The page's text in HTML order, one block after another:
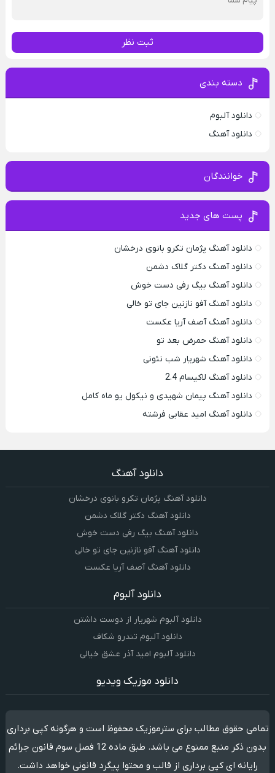
ثبت نظر
دسته بندی
دانلود آلبوم
دانلود آهنگ
خوانندگان
پست های جدید
دانلود آهنگ پژمان تکرو بانوی درخشان
دانلود آهنگ دکتر گلاک دشمن
دانلود آهنگ بیگ رفی دست خوش
دانلود آهنگ آفو نازنین جای تو خالی
دانلود آهنگ آصف آریا عکست
دانلود آهنگ حمرض بعد تو
دانلود آهنگ شهریار شب نئونی
دانلود آهنگ لاکیسام 2.4
دانلود آهنگ پیمان شهیدی و نیکول یو ماه کامل
دانلود آهنگ امید عقابی فرشته
دانلود آهنگ
دانلود آهنگ پژمان تکرو بانوی درخشان
دانلود آهنگ دکتر گلاک دشمن
دانلود آهنگ بیگ رفی دست خوش
دانلود آهنگ آفو نازنین جای تو خالی
دانلود آهنگ آصف آریا عکست
دانلود آلبوم
دانلود آلبوم شهریار از دوست داشتن
دانلود آلبوم تندرو شکاف
دانلود آلبوم امید آذر عشق خیالی
دانلود موزیک ویدیو
تمامی حقوق مطالب برای سترموزیک محفوظ است و هرگونه کپی برداری
بدون ذکر منبع ممنوع می باشد. طبق ماده 12 فصل سوم قانون جرائم
رایانه ای کپی برداری از قالب و محتوا پیگرد قانونی خواهد داشت.